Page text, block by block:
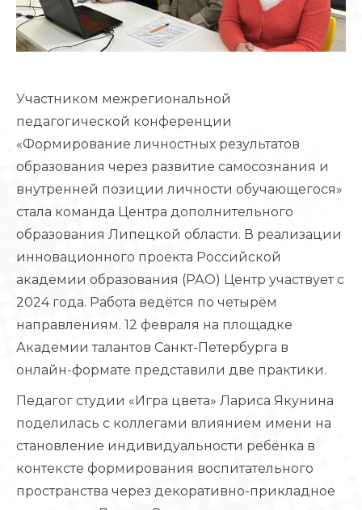
Участником межрегиональной
педагогической конференции
«Формирование личностных результатов
образования через развитие самосознания и
внутренней позиции личности обучающегося»
стала команда Центра дополнительного
образования Липецкой области. В реализации
инновационного проекта Российской
академии образования (РАО) Центр участвует с
2024 года. Работа ведётся по четырём
направлениям. 12 февраля на площадке
Академии талантов Санкт-Петербурга в
онлайн-формате представили две практики.
Педагог студии «Игра цвета» Лариса Якунина
поделилась с коллегами влиянием имени на
становление индивидуальности ребёнка в
контексте формирования воспитательного
пространства через декоративно-прикладное